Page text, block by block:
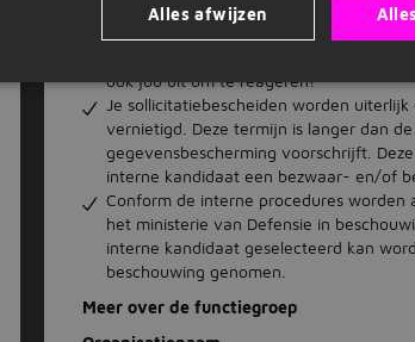
de diversiteit binnen Defensie.
Defensie zet zich ook in om
Wet banenafspraak vallen. Sta jij
ook jou uit om te reageren!
Je sollicitatiebescheiden worden
vernietigd. Deze termijn is langer dan
gegevensbescherming voorschrijft.
interne kandidaat een bezwaar- en/of
Conform de interne procedures worden
het ministerie van Defensie in
interne kandidaat geselecteerd kan
beschouwing genomen.
Meer over de functiegroep
Alles afwijzen